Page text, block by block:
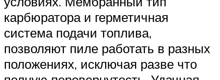
карбюратора и герметичная
система подачи топлива,
позволяют пиле работать в разных
положениях, исключая разве что